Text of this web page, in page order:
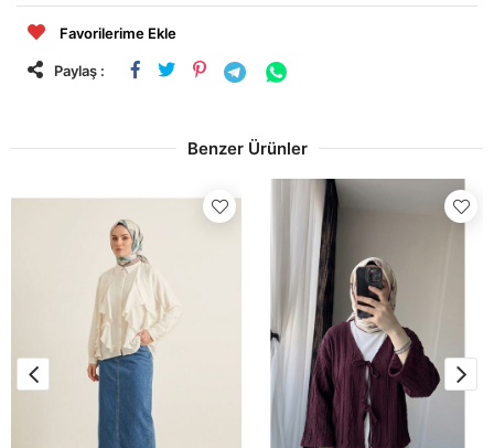
Favorilerime Ekle
Paylaş :
Benzer Ürünler